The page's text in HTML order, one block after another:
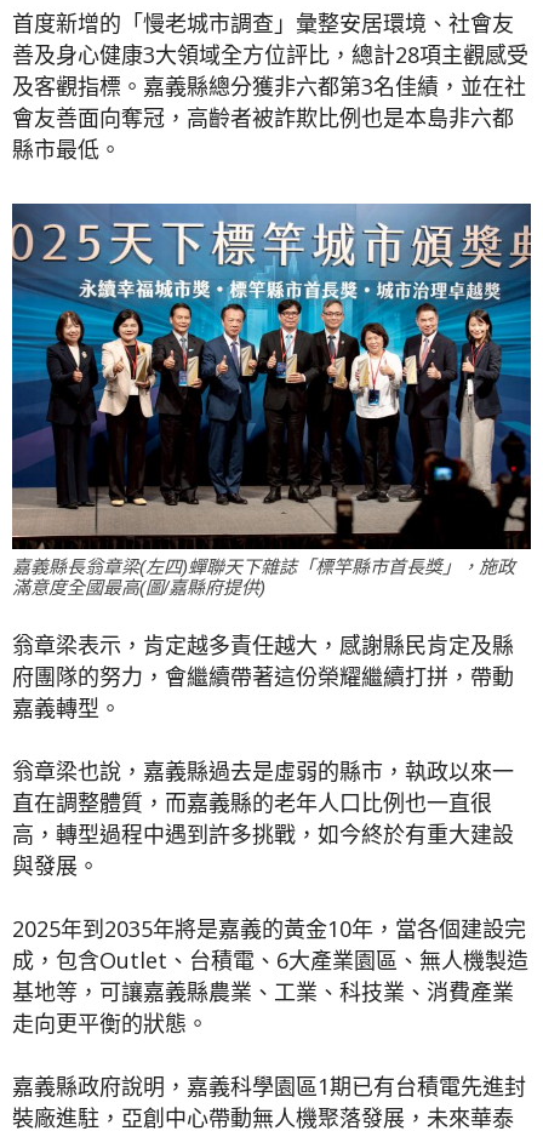
首度新增的「慢老城市調查」彙整安居環境、社會友
善及身心健康3大領域全方位評比，總計28項主觀感受
及客觀指標。嘉義縣總分獲非六都第3名佳績，並在社
會友善面向奪冠，高齡者被詐欺比例也是本島非六都
縣市最低。
嘉義縣長翁章梁(左四)蟬聯天下雜誌「標竿縣市首長獎」，施政
滿意度全國最高(圖/嘉縣府提供)
翁章梁表示，肯定越多責任越大，感謝縣民肯定及縣
府團隊的努力，會繼續帶著這份榮耀繼續打拼，帶動
嘉義轉型。
翁章梁也說，嘉義縣過去是虛弱的縣市，執政以來一
直在調整體質，而嘉義縣的老年人口比例也一直很
高，轉型過程中遇到許多挑戰，如今終於有重大建設
與發展。
2025年到2035年將是嘉義的黃金10年，當各個建設完
成，包含Outlet、台積電、6大產業園區、無人機製造
基地等，可讓嘉義縣農業、工業、科技業、消費產業
走向更平衡的狀態。
嘉義縣政府說明，嘉義科學園區1期已有台積電先進封
裝廠進駐，亞創中心帶動無人機聚落發展，未來華泰